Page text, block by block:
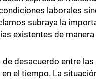
laborales
subraya la
existentes de
de desacuerdo entre
en el tiempo. La